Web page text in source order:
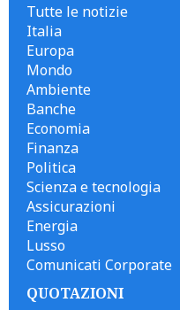
Tutte le notizie
Italia
Europa
Mondo
Ambiente
Banche
Economia
Finanza
Politica
Scienza e tecnologia
Assicurazioni
Energia
Lusso
Comunicati Corporate
QUOTAZIONI